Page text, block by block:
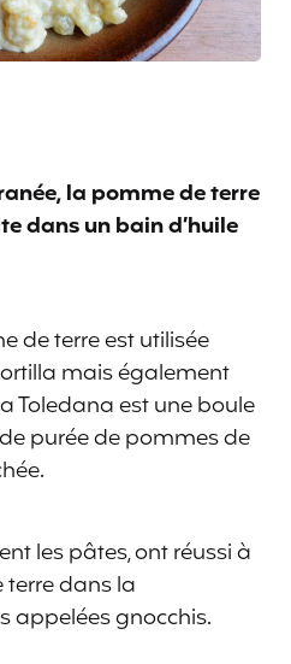
la pomme de terre
dans un bain d’huile
de terre est utilisée
mais également
Toledana est une boule
purée de pommes de
les pâtes, ont réussi à
dans la
appelées gnocchis.